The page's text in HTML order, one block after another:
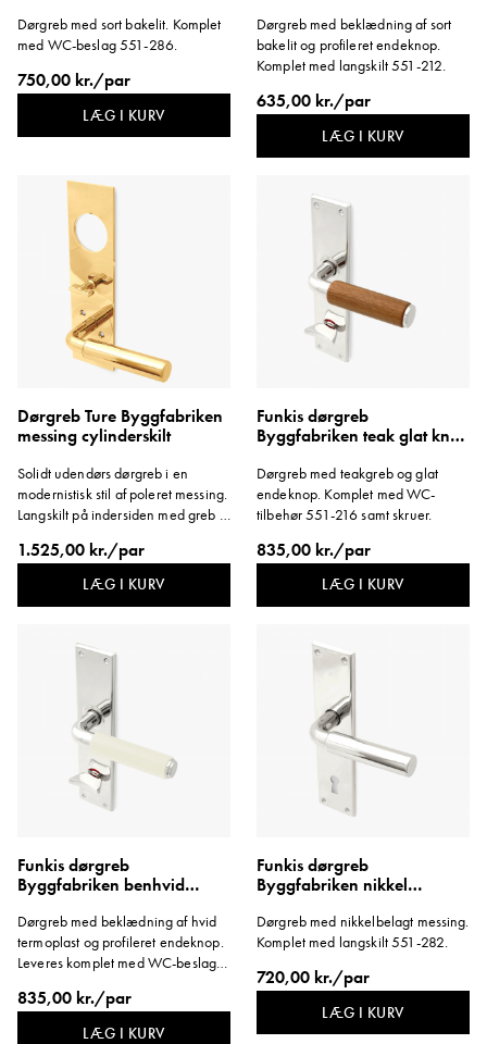
Dørgreb med sort bakelit. Komplet
med WC-beslag 551-286.
750,00 kr./par
LÆG I KURV
Dørgreb med beklædning af sort
bakelit og profileret endeknop.
Komplet med langskilt 551-212.
635,00 kr./par
LÆG I KURV
Dørgreb Ture Byggfabriken
messing cylinderskilt
Solidt udendørs dørgreb i en
modernistisk stil af poleret messing.
Langskilt på indersiden med greb til
cylinder og roset på ydersiden. Fås
også som variant til indvendig dør.
1.525,00 kr./par
LÆG I KURV
Funkis dørgreb
Byggfabriken teak glat knop
Dørgreb med teakgreb og glat
endeknop. Komplet med WC-
tilbehør 551-216 samt skruer.
835,00 kr./par
LÆG I KURV
Funkis dørgreb
Byggfabriken benhvid
lang
Dørgreb med beklædning af hvid
termoplast og profileret endeknop.
Leveres komplet med WC-beslag.
835,00 kr./par
LÆG I KURV
Funkis dørgreb
Byggfabriken nikkel
Dørgreb med nikkelbelagt messing.
Komplet med langskilt 551-282.
720,00 kr./par
LÆG I KURV